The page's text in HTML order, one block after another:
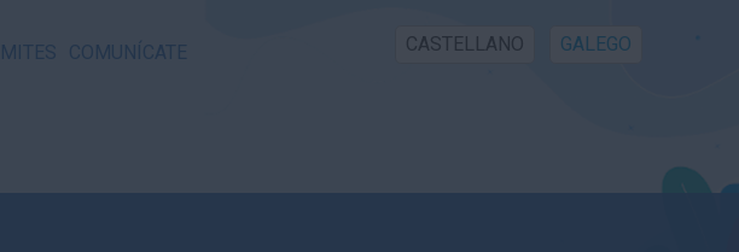
COMUNÍCATE CASTELLANO GALEGO